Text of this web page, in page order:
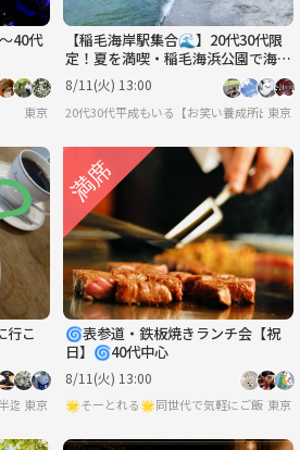
40代
東京
【稲毛海岸駅集合🌊】20代30代限
定！夏を満喫・稲毛海浜公園で海水
浴ピクニック✨
8/11(火) 13:00
20代30代平成もいる【お笑い養成所出身
東京
行こ
迄】東京
🌀表参道・鉄板焼きランチ会【祝
日】🌀40代中心
8/11(火) 13:00
🌟そーとれる🌟同世代で気軽にご飯会東京